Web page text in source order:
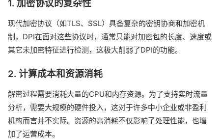
1. 加密协议的复杂性
现代加密协议（如TLS、SSL）具备复杂的密钥协商和加密机
制，DPI在面对这些协议时，通常只能对加密包的长度、速度或
其它未加密特征进行检测，这极大削弱了DPI的功能。
2. 计算成本和资源消耗
解密过程需要消耗大量的CPU和内存资源。为了支持实时流量
分析，需要大规模的硬件投入，这对于许多中小企业或非盈利
机构而言并不实际。资源的高消耗不仅影响了处理性能，也增
加了运营成本。